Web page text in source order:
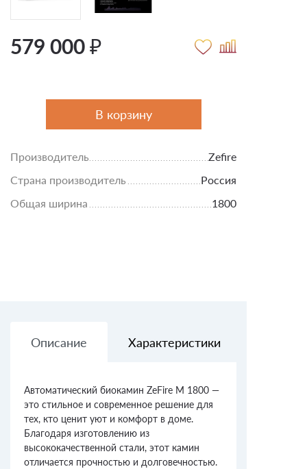
579 000 ₽
В корзину
Производитель
Zefire
Страна производитель
Россия
Общая ширина
1800
Описание Характеристики
Автоматический биокамин ZeFire М 1800 —
это стильное и современное решение для
тех, кто ценит уют и комфорт в доме.
Благодаря изготовлению из
высококачественной стали, этот камин
отличается прочностью и долговечностью.